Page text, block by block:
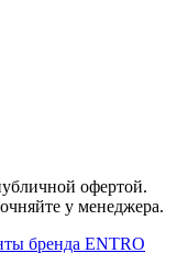
офертой.
у менеджера.
бренда ENTRO